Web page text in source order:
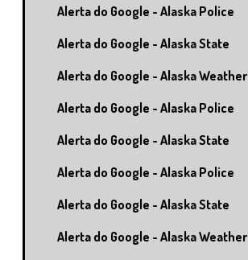
Alerta do Google - Alaska Police
Alerta do Google - Alaska State
Alerta do Google - Alaska Weather
Alerta do Google - Alaska Police
Alerta do Google - Alaska State
Alerta do Google - Alaska Police
Alerta do Google - Alaska State
Alerta do Google - Alaska Weather